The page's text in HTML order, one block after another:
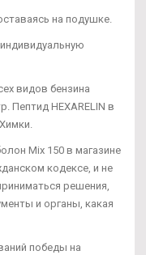
на подушке.
видов бензина
Пептид HEXARELIN в
Mix 150 в магазине
кодексе, и не
решения,
и органы, какая
победы на